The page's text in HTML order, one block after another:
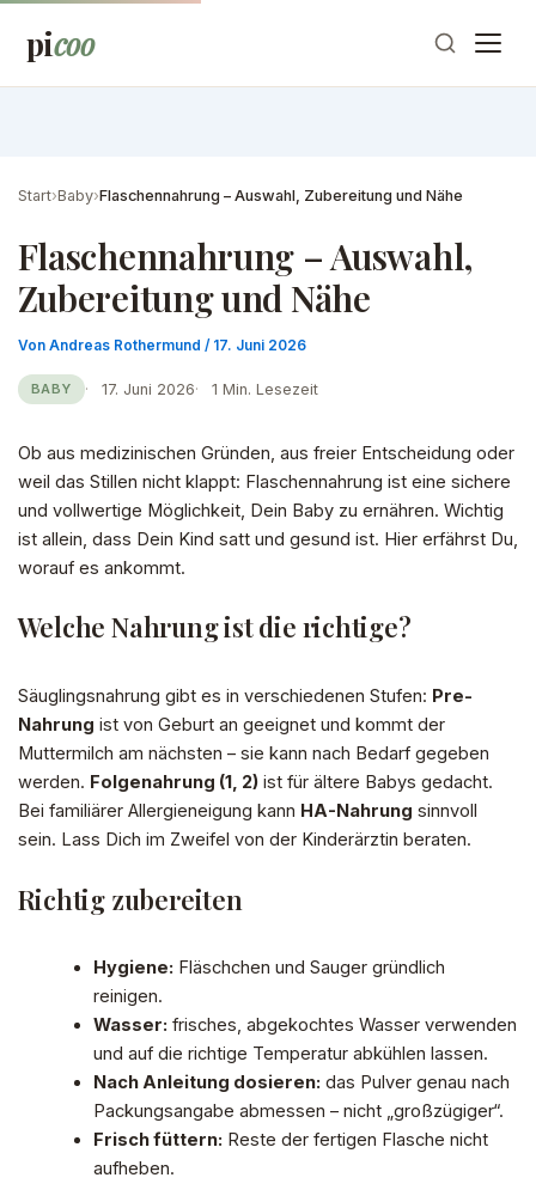
Inhalt
picoo
Start›Baby›Flaschennahrung – Auswahl, Zubereitung und Nähe
Flaschennahrung – Auswahl,
Zubereitung und Nähe
Von Andreas Rothermund / 17. Juni 2026
BABY 17. Juni 2026 1 Min. Lesezeit
Ob aus medizinischen Gründen, aus freier Entscheidung oder
weil das Stillen nicht klappt: Flaschennahrung ist eine sichere
und vollwertige Möglichkeit, Dein Baby zu ernähren. Wichtig
ist allein, dass Dein Kind satt und gesund ist. Hier erfährst Du,
worauf es ankommt.
Welche Nahrung ist die richtige?
Säuglingsnahrung gibt es in verschiedenen Stufen: Pre-
Nahrung ist von Geburt an geeignet und kommt der
Muttermilch am nächsten – sie kann nach Bedarf gegeben
werden. Folgenahrung (1, 2)ist für ältere Babys gedacht.
Bei familiärer Allergieneigung kann HA-Nahrung sinnvoll
sein. Lass Dich im Zweifel von der Kinderärztin beraten.
Richtig zubereiten
Hygiene: Fläschchen und Sauger gründlich
reinigen.
Wasser: frisches, abgekochtes Wasser verwenden
und auf die richtige Temperatur abkühlen lassen.
Nach Anleitung dosieren: das Pulver genau nach
Packungsangabe abmessen – nicht „großzügiger“.
Frisch füttern: Reste der fertigen Flasche nicht
aufheben.